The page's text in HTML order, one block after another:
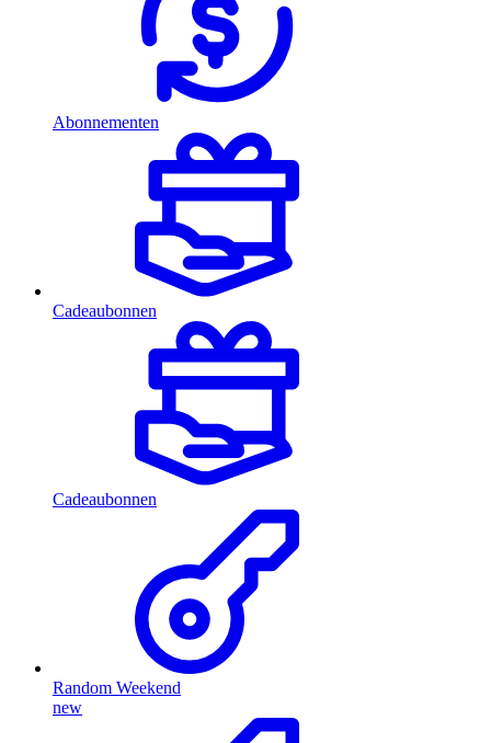
Abonnementen
Cadeaubonnen
Cadeaubonnen
Random Weekend
new